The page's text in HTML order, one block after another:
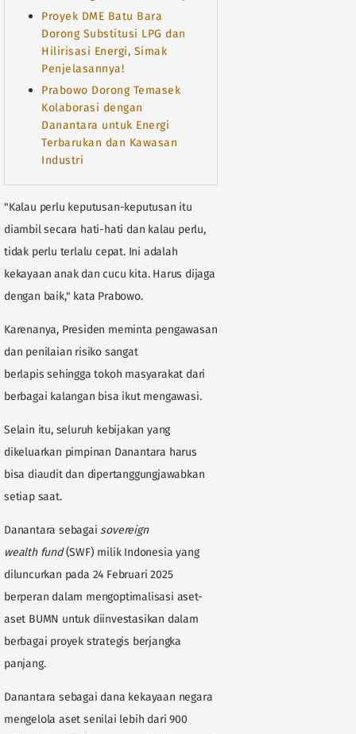
Proyek DME Batu Bara
Dorong Substitusi LPG dan
Hilirisasi Energi, Simak
Penjelasannya!
Prabowo Dorong Temasek
Kolaborasi dengan
Danantara untuk Energi
Terbarukan dan Kawasan
Industri
"Kalau perlu keputusan-keputusan itu
diambil secara hati-hati dan kalau perlu,
tidak perlu terlalu cepat. Ini adalah
kekayaan anak dan cucu kita. Harus dijaga
dengan baik," kata Prabowo.
Karenanya, Presiden meminta pengawasan
dan penilaian risiko sangat
berlapis sehingga tokoh masyarakat dari
berbagai kalangan bisa ikut mengawasi.
Selain itu, seluruh kebijakan yang
dikeluarkan pimpinan Danantara harus
bisa diaudit dan dipertanggungjawabkan
setiap saat.
Danantara sebagaisovereign
wealth fund(SWF) milik Indonesia yang
diluncurkan pada 24 Februari 2025
berperan dalam mengoptimalisasi aset-
aset BUMN untuk diinvestasikan dalam
berbagai proyek strategis berjangka
panjang.
Danantara sebagai dana kekayaan negara
mengelola aset senilai lebih dari 900